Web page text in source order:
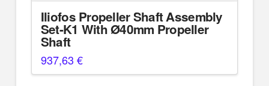
Iliofos Propeller Shaft Assembly
Set-K1 With Ø40mm Propeller
Shaft
937,63 €